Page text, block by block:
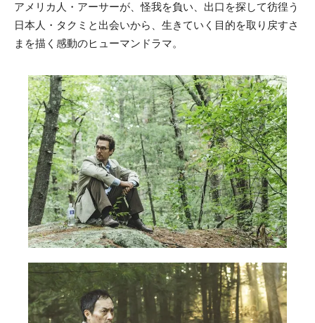
アメリカ人・アーサーが、怪我を負い、出口を探して彷徨う
日本人・タクミと出会いから、生きていく目的を取り戻すさ
まを描く感動のヒューマンドラマ。